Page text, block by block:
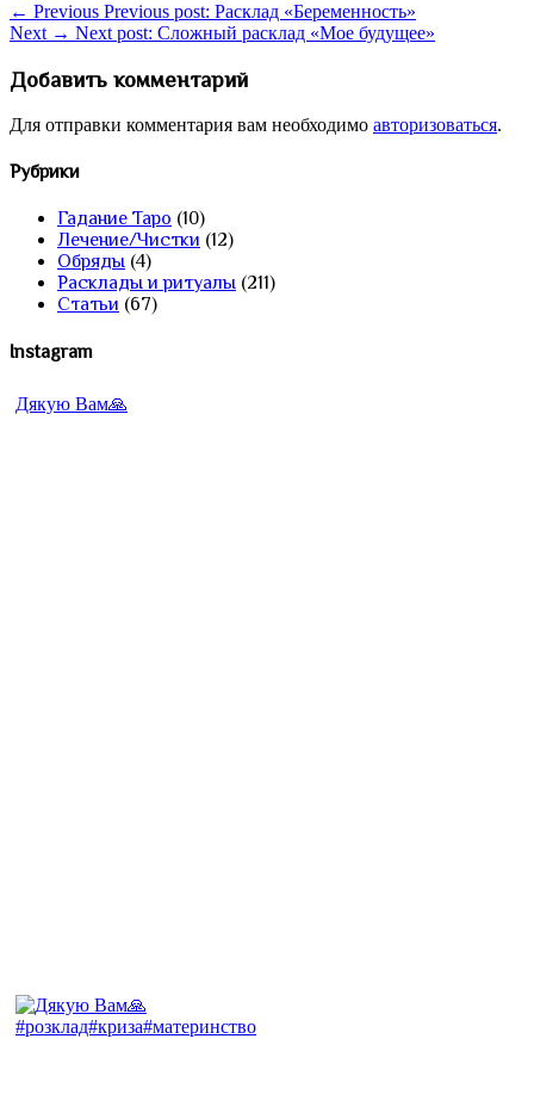
← Previous Previous post: Расклад «Беременность»
Next → Next post: Сложный расклад «Мое будущее»
Добавить комментарий
Для отправки комментария вам необходимо авторизоваться.
Рубрики
Гадание Таро (10)
Лечение/Чистки (12)
Обряды (4)
Расклады и ритуалы (211)
Статьи (67)
Instagram
Дякую Вам🙏
#розклад#криза#материнство